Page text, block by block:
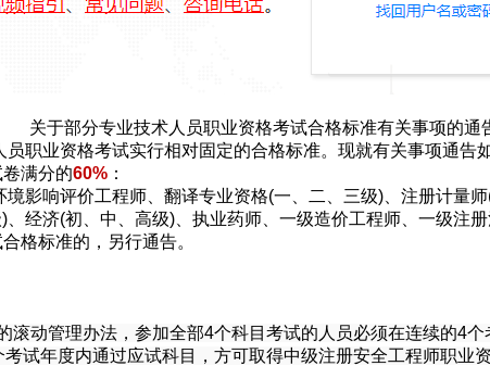
关于部分专业技术人员职业资格考试合格标准有关事项的通
职业资格考试实行相对固定的合格标准。现就有关事项通告
满分的60% ：
影响评价工程师、翻译专业资格(一、二、三级)、注册计量
、经济(初、中、高级)、执业药师、一级造价工程师、一级注
格标准的，另行通告。
动管理办法，参加全部4个科目考试的人员必须在连续的4
试年度内通过应试科目，方可取得中级注册安全工程师职业